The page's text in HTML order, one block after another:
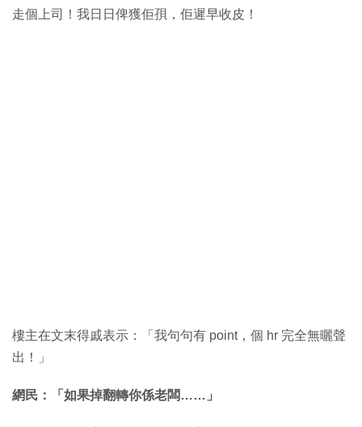
走個上司！我日日俾獲佢孭，佢遲早收皮！
樓主在文末得戚表示：「我句句有 point，個 hr 完全無曬聲
出！」
網民：「如果掉翻轉你係老闆……」